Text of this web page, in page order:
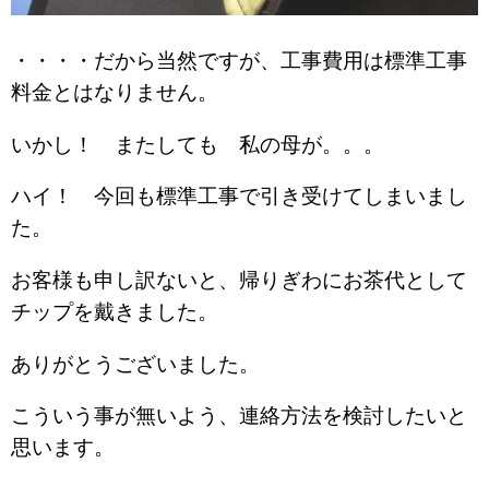
・・・・だから当然ですが、工事費用は標準工事
料金とはなりません。
いかし！ またしても 私の母が。。。
ハイ！ 今回も標準工事で引き受けてしまいまし
た。
お客様も申し訳ないと、帰りぎわにお茶代として
チップを戴きました。
ありがとうございました。
こういう事が無いよう、連絡方法を検討したいと
思います。